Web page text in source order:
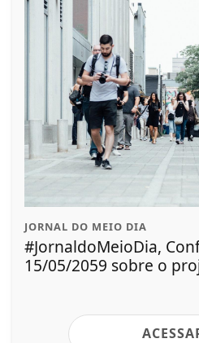
JORNAL DO MEIO DIA
#JornaldoMeioDia,
15/05/2059 sobre o